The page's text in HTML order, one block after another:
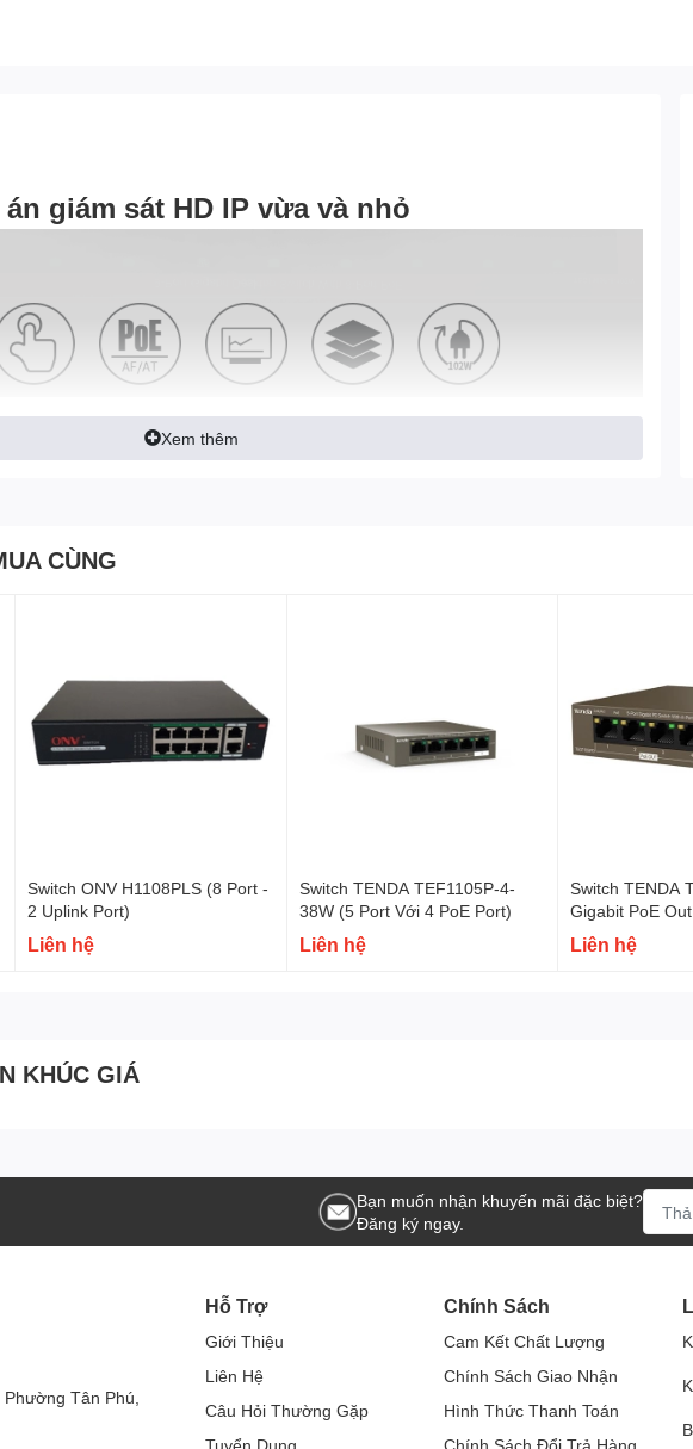
giám sát HD IP vừa và nhỏ
và IEEE 802.3af PoE. Nó cung cấp công suất PoE tối đa 30W cho một
Lý Điện Năng Thông Minh Giúp Công Tắc
quản lý năng lượng thông minh và thuật toán điều khiển chip chuyên
chính xác công suất đầu ra. Khi công suất của thiết bị nhận vượt quá công
PoE, cổng có mức ưu tiên thấp sẽ tự động tắt nguồn để tránh thiết bị hoạt
Xem thêm
CÙNG
Switch ONV H1108PLS (8 Port -
2 Uplink Port)
Liên hệ
Switch TENDA TEF1105P-4-
38W (5 Port Với 4 PoE Port)
Liên hệ
Switch TENDA
Gigabit PoE
PoE In Port)
Liên hệ
KHÚC GIÁ
Bạn muốn nhận khuyến mãi đặc biệt?
Đăng ký ngay.
Tân Phú,
Hỗ Trợ
Giới Thiệu
Liên Hệ
Câu Hỏi Thường Gặp
Chính Sách
Cam Kết Chất Lượng
Chính Sách Giao Nhận
Hình Thức Thanh Toán